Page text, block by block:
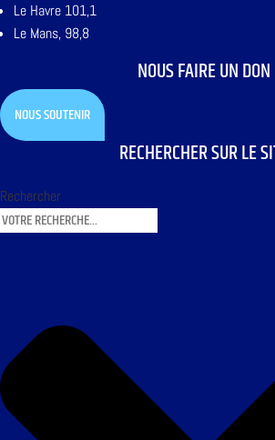
Le Havre 101,1
Le Mans, 98,8
NOUS FAIRE UN DON
NOUS SOUTENIR
RECHERCHER SUR LE
Rechercher